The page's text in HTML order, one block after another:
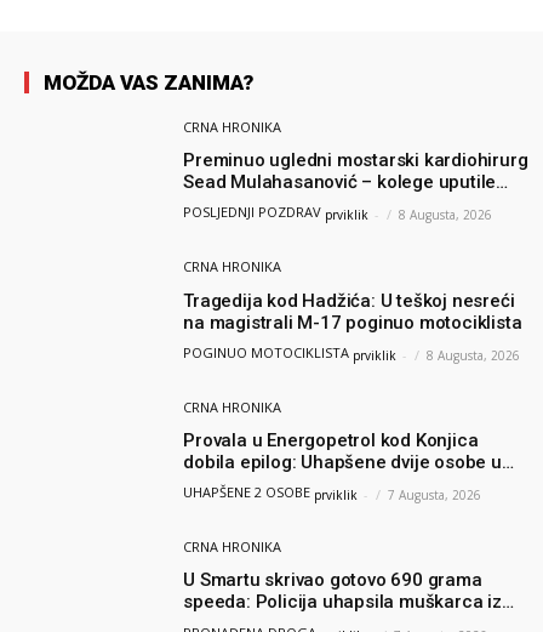
MOŽDA VAS ZANIMA?
CRNA HRONIKA
Preminuo ugledni mostarski kardiohirurg
Sead Mulahasanović – kolege uputile
emotivnu oproštajnu poruku
POSLJEDNJI POZDRAV prviklik - 8 Augusta, 2026
CRNA HRONIKA
Tragedija kod Hadžića: U teškoj nesreći
na magistrali M-17 poginuo motociklista
POGINUO MOTOCIKLISTA prviklik - 8 Augusta, 2026
CRNA HRONIKA
Provala u Energopetrol kod Konjica
dobila epilog: Uhapšene dvije osobe u
Čapljini i Jablanici
UHAPŠENE 2 OSOBE prviklik - 7 Augusta, 2026
CRNA HRONIKA
U Smartu skrivao gotovo 690 grama
speeda: Policija uhapsila muškarca iz
Hercegovine